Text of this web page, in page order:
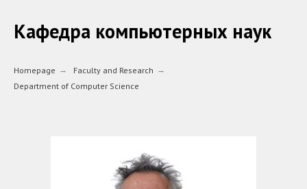
Кафедра компьютерных наук
Homepage → Faculty and Research →
Department of Computer Science